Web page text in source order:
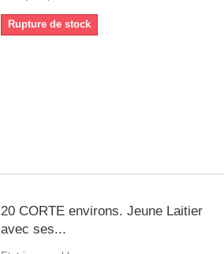
Rupture de stock
20 CORTE environs. Jeune Laitier
avec ses...